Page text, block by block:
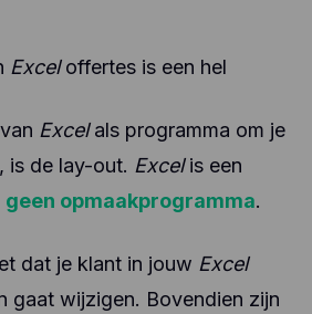
Exceloffertes is een hel
Excelals programma om je
is de lay-out. Excelis een
geen opmaakprogramma.
dat je klant in jouw Excel
gaat wijzigen. Bovendien zijn